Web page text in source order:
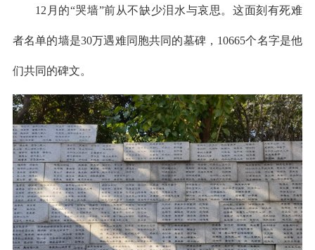
12月的“哭墙”前从不缺少泪水与哀思。这面刻有死难
者名单的墙是30万遇难同胞共同的墓碑，10665个名字是他
们共同的碑文。